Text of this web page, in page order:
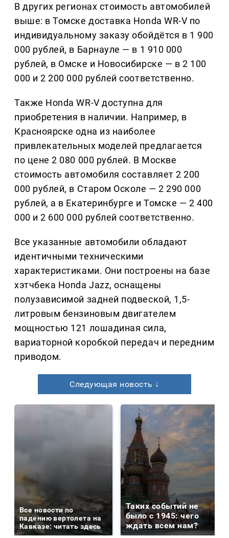
В других регионах стоимость автомобилей
выше: в Томске доставка Honda WR-V по
индивидуальному заказу обойдётся в 1 900
000 рублей, в Барнауле — в 1 910 000
рублей, в Омске и Новосибирске — в 2 100
000 и 2 200 000 рублей соответственно.
Также Honda WR-V доступна для
приобретения в наличии. Например, в
Красноярске одна из наиболее
привлекательных моделей предлагается
по цене 2 080 000 рублей. В Москве
стоимость автомобиля составляет 2 200
000 рублей, в Старом Осколе — 2 290 000
рублей, а в Екатеринбурге и Томске — 2 400
000 и 2 600 000 рублей соответственно.
Все указанные автомобили обладают
идентичными техническими
характеристиками. Они построены на базе
хэтчбека Honda Jazz, оснащены
полузависимой задней подвеской, 1,5-
литровым бензиновым двигателем
мощностью 121 лошадиная сила,
вариаторной коробкой передач и передним
приводом.
Следующая новость ↓
Все новости по
падению вертолета на
Кавказе: читать здесь
Таких событий не
было с 1945: чего
ждать всем нам?